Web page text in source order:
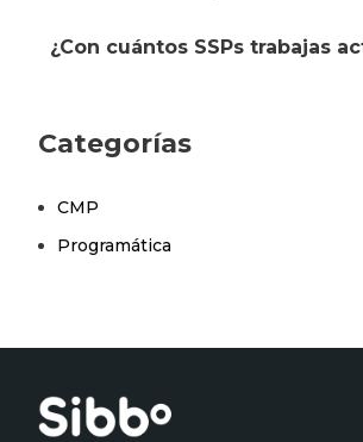
¿Con cuántos SSPs trabajas
Categorías
CMP
Programática